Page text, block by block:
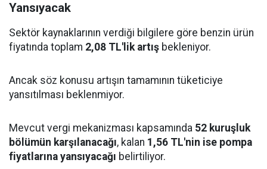
Yansıyacak
Sektör kaynaklarının verdiği bilgilere göre benzin ürün
fiyatında toplam 2,08 TL'lik artış bekleniyor.
Ancak söz konusu artışın tamamının tüketiciye
yansıtılması beklenmiyor.
Mevcut vergi mekanizması kapsamında 52 kuruşluk
bölümün karşılanacağı, kalan 1,56 TL'nin ise pompa
fiyatlarına yansıyacağı belirtiliyor.